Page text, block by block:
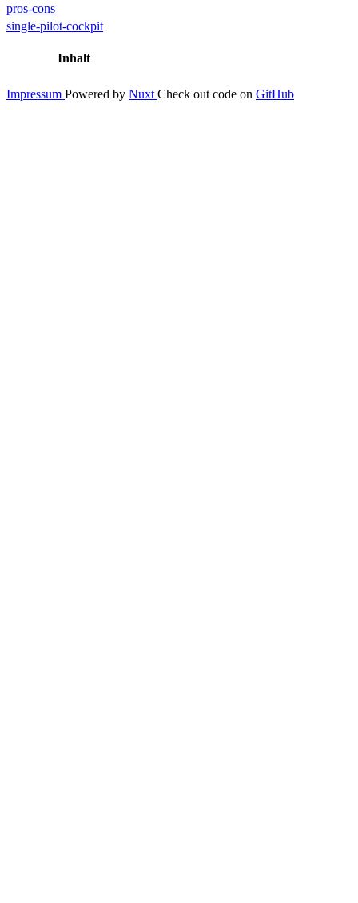
pros-cons
single-pilot-cockpit
Inhalt
Impressum Powered by NuxtCheck out code on GitHub